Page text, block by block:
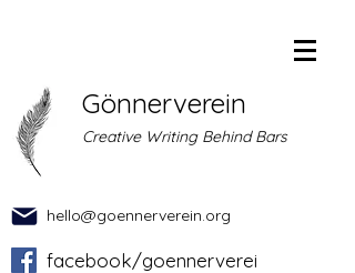
Gönnerverein
Creative Writing Behind Bars
hello@goennerverein.org
facebook/goennerverei